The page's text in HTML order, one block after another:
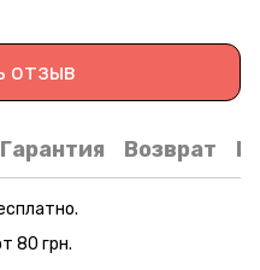
отзыв
Гарантия Возврат
80 грн.